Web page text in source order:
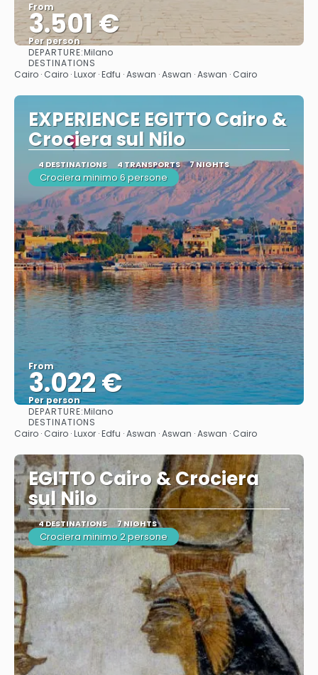
From
3.501 €
Per person
DEPARTURE:Milano
DESTINATIONS
Cairo · Cairo · Luxor · Edfu · Aswan · Aswan · Aswan · Cairo
EXPERIENCE EGITTO Cairo &
Crociera sul Nilo
4 DESTINATIONS 4 TRANSPORTS 7 NIGHTS
Crociera minimo 6 persone
From
3.022 €
Per person
DEPARTURE:Milano
DESTINATIONS
Cairo · Cairo · Luxor · Edfu · Aswan · Aswan · Aswan · Cairo
EGITTO Cairo & Crociera
sul Nilo
4 DESTINATIONS 7 NIGHTS
Crociera minimo 2 persone